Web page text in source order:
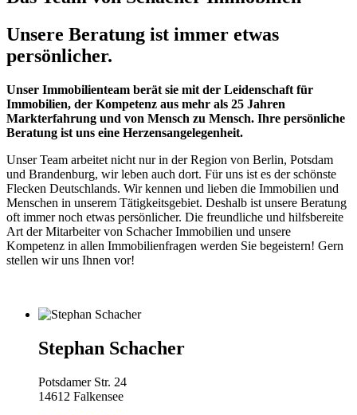
Unsere Beratung ist immer etwas
persönlicher.
Unser Immobilienteam berät sie mit der Leidenschaft für
Immobilien, der Kompetenz aus mehr als 25 Jahren
Markterfahrung und von Mensch zu Mensch. Ihre persönliche
Beratung ist uns eine Herzensangelegenheit.
Unser Team arbeitet nicht nur in der Region von Berlin, Potsdam
und Brandenburg, wir leben auch dort. Für uns ist es der schönste
Flecken Deutschlands. Wir kennen und lieben die Immobilien und
Menschen in unserem Tätigkeitsgebiet. Deshalb ist unsere Beratung
oft immer noch etwas persönlicher. Die freundliche und hilfsbereite
Art der Mitarbeiter von Schacher Immobilien und unsere
Kompetenz in allen Immobilienfragen werden Sie begeistern! Gern
stellen wir uns Ihnen vor!
Stephan Schacher
Potsdamer Str. 24
14612 Falkensee